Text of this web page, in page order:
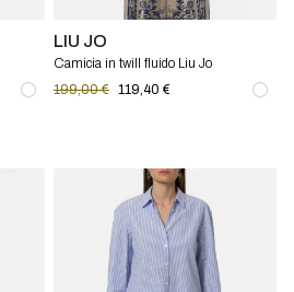
LIU JO
Camicia in twill fluido Liu Jo
199,00 € 119,40 €